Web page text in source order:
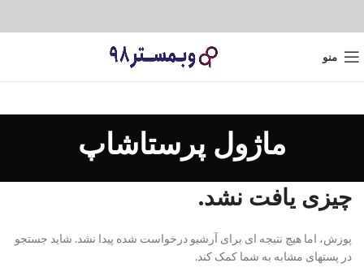
منو
ماژول پرستاشاپ
چیزی یافت نشد.
پوزش، اما هیچ نتیجه ای برای آرشیو درخواست شده پیدا نشد. شاید جستجو
در پستهای مشابه به شما کمک کند.